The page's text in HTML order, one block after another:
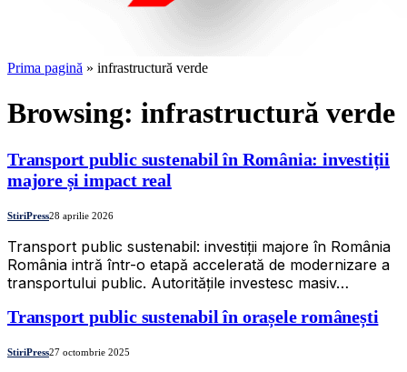
Prima pagină » infrastructură verde
Browsing: infrastructură verde
Transport public sustenabil în România: investiții
majore și impact real
StiriPress28 aprilie 2026
Transport public sustenabil: investiții majore în România
România intră într-o etapă accelerată de modernizare a
transportului public. Autoritățile investesc masiv…
Transport public sustenabil în orașele românești
StiriPress27 octombrie 2025